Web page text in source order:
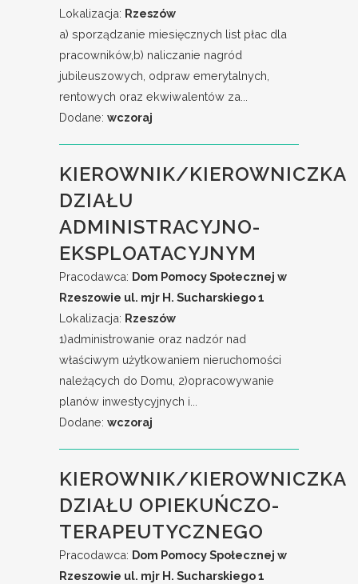
Lokalizacja: Rzeszów
a) sporządzanie miesięcznych list płac dla
pracowników,b) naliczanie nagród
jubileuszowych, odpraw emerytalnych,
rentowych oraz ekwiwalentów za...
Dodane: wczoraj
KIEROWNIK/KIEROWNICZKA
DZIAŁU
ADMINISTRACYJNO-
EKSPLOATACYJNYM
Pracodawca: Dom Pomocy Społecznej w
Rzeszowie ul. mjr H. Sucharskiego 1
Lokalizacja: Rzeszów
1)administrowanie oraz nadzór nad
właściwym użytkowaniem nieruchomości
należących do Domu, 2)opracowywanie
planów inwestycyjnych i...
Dodane: wczoraj
KIEROWNIK/KIEROWNICZKA
DZIAŁU OPIEKUŃCZO-
TERAPEUTYCZNEGO
Pracodawca: Dom Pomocy Społecznej w
Rzeszowie ul. mjr H. Sucharskiego 1